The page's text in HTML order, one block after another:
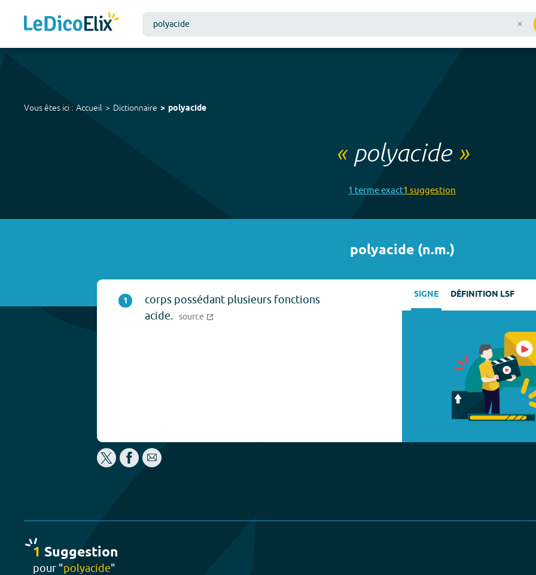
Vous êtes ici : Accueil Dictionnaire polyacide
« polyacide»
1 termeexact1 suggestion
polyacide(n.m.)
1
corps possédant plusieurs fonctions
acide. source
SIGNE DÉFINITION LSF
1 Suggestion
pour "polyacide"